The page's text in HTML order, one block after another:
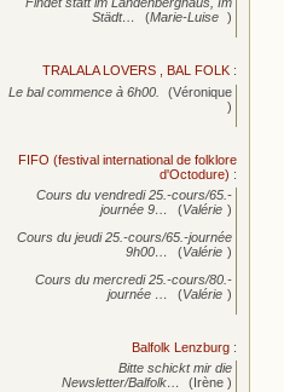
Städt…
(Marie-Luise )
TRALALA LOVERS , BAL FOLK :
Le bal commence à 6h00.
(Véronique
)
FIFO (festival international de folklore
d'Octodure) :
Cours du vendredi 25.-cours/65.-
journée 9… (Valérie )
Cours du jeudi 25.-cours/65.-journée
9h00…
(Valérie )
Cours du mercredi 25.-cours/80.-
journée … (Valérie )
Balfolk Lenzburg :
Bitte schickt mir die
Newsletter/Balfolk…
(Irène )